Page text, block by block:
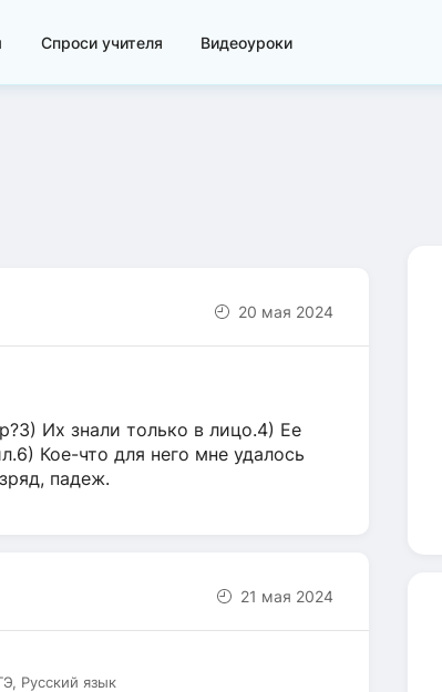
Спроси учителя Видеоуроки
20 мая 2024
Их знали только в лицо.4) Ее
Кое-что для него мне удалось
падеж.
21 мая 2024
Русский язык